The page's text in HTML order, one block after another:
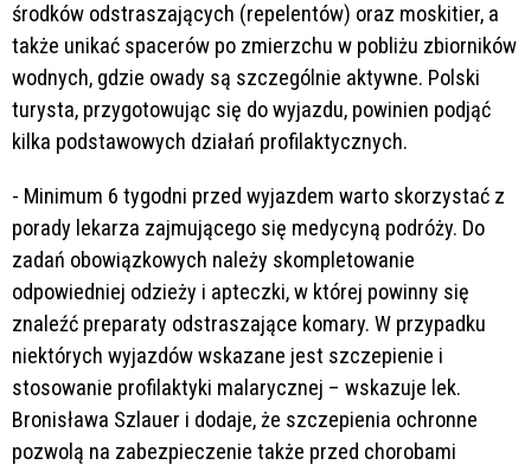
środków odstraszających (repelentów) oraz moskitier, a
także unikać spacerów po zmierzchu w pobliżu zbiorników
wodnych, gdzie owady są szczególnie aktywne. Polski
turysta, przygotowując się do wyjazdu, powinien podjąć
kilka podstawowych działań profilaktycznych.
- Minimum 6 tygodni przed wyjazdem warto skorzystać z
porady lekarza zajmującego się medycyną podróży. Do
zadań obowiązkowych należy skompletowanie
odpowiedniej odzieży i apteczki, w której powinny się
znaleźć preparaty odstraszające komary. W przypadku
niektórych wyjazdów wskazane jest szczepienie i
stosowanie profilaktyki malarycznej – wskazuje lek.
Bronisława Szlauer i dodaje, że szczepienia ochronne
pozwolą na zabezpieczenie także przed chorobami